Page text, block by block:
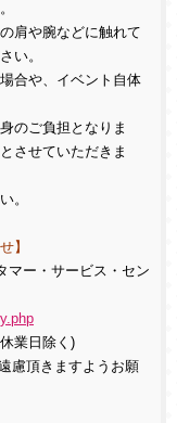
肩や腕などに触れて
い。
合や、イベント自体
のご負担となりま
させていただきま
。
】
ー・サービス・セン
業日除く)
慮頂きますようお願